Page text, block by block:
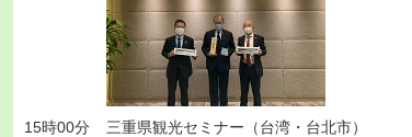
15時00分 三重県観光セミナー（台湾・台北市）